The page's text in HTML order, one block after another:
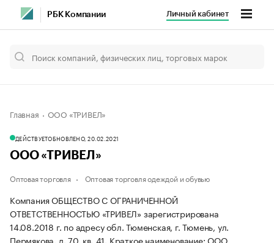
РБК Компании Личный кабинет
Главная ООО «ТРИВЕЛ»
ДЕЙСТВУЕТОБНОВЛЕНО, 20.02.2021
ООО «ТРИВЕЛ»
Оптовая торговля Оптовая торговля одеждой и обувью
Компания ОБЩЕСТВО С ОГРАНИЧЕННОЙ
ОТВЕТСТВЕННОСТЬЮ «ТРИВЕЛ» зарегистрирована
14.08.2018 г. по адресу обл. Тюменская, г. Тюмень, ул.
Пермякова, д. 70, кв. 41. Краткое наименование: ООО